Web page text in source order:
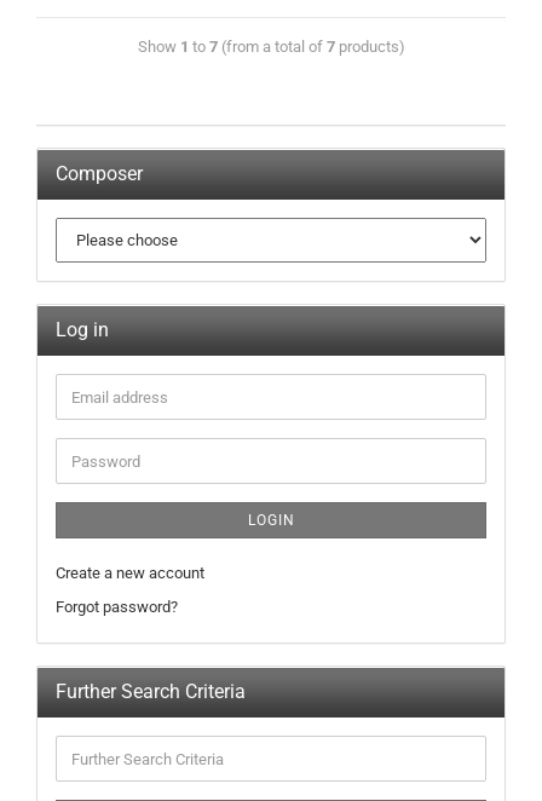
Show 1 to 7(from a total of 7products)
Composer
Log in
LOGIN
Create a new account
Forgot password?
Further Search Criteria